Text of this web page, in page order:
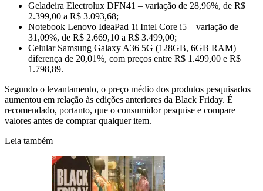
Geladeira Electrolux DFN41 – variação de 28,96%, de R$
2.399,00 a R$ 3.093,68;
Notebook Lenovo IdeaPad 1i Intel Core i5 – variação de
31,09%, de R$ 2.669,10 a R$ 3.499,00;
Celular Samsung Galaxy A36 5G (128GB, 6GB RAM) –
diferença de 20,01%, com preços entre R$ 1.499,00 e R$
1.798,89.
Segundo o levantamento, o preço médio dos produtos pesquisados
aumentou em relação às edições anteriores da Black Friday. É
recomendado, portanto, que o consumidor pesquise e compare
valores antes de comprar qualquer item.
Leia também